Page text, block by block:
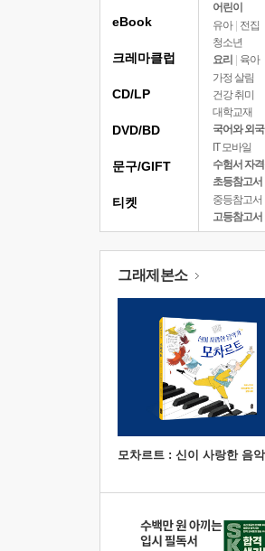
어린이
유아 | 전집
청소년
요리
육아
가정 살림
건강 취미
대학교재
국어와 외
IT 모바일
수험서 자
초등참고서
중등참고서
고등참고서
eBook
크레마클럽
CD/LP
DVD/BD
문구/GIFT
티켓
그래제본소
모차르트 : 신이 사랑한 음